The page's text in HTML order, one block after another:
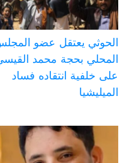
الحوثي يعتقل عضو
المحلي بحجة محمد
على خلفية انتقاده فساد
الميليشيا